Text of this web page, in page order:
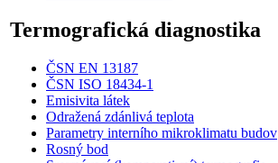
Termografická diagnostika
ČSN EN 13187
ČSN ISO 18434-1
Emisivita látek
Odražená zdánlivá teplota
Parametry interního mikroklimatu budov
Rosný bod